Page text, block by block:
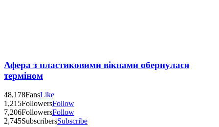
Афера з пластиковими вікнами обернулася
терміном
48,178FansLike
1,215FollowersFollow
7,206FollowersFollow
2,745SubscribersSubscribe